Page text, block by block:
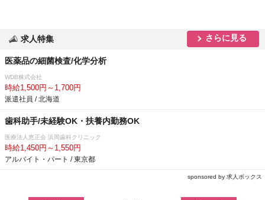
求人特集 さらに見る
医薬品の細菌検査/化学分析
WDB株式会社
時給1,500円～1,700円
派遣社員 / 北海道
歯科助手/未経験OK・扶養内勤務OK
医療法人恵正会 浜岡歯科クリニック
時給1,450円～1,550円
アルバイト・パート / 東京都
sponsored by 求人ボックス